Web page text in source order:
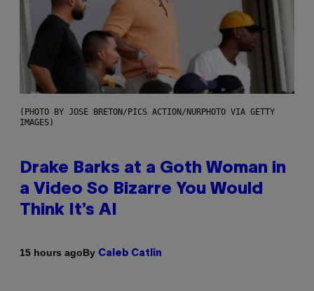
(PHOTO BY JOSE BRETON/PICS ACTION/NURPHOTO VIA GETTY
IMAGES)
Drake Barks at a Goth Woman in
a Video So Bizarre You Would
Think It’s AI
15 hours agoBy Caleb Catlin